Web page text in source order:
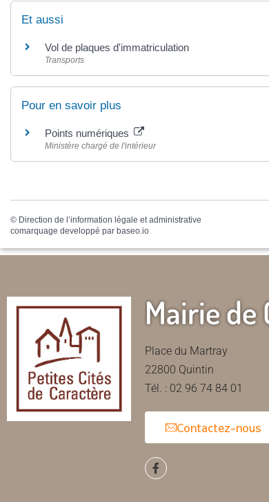
Et aussi
Vol de plaques d'immatriculation
Transports
Pour en savoir plus
Points numériques
Ministère chargé de l'intérieur
© Direction de l’information légale et administrative
comarquage developpé par baseo.io
Mairie de
Place du Martray
22800 Quintin
Tél. : 02 96 74 84 01
Contactez-nous